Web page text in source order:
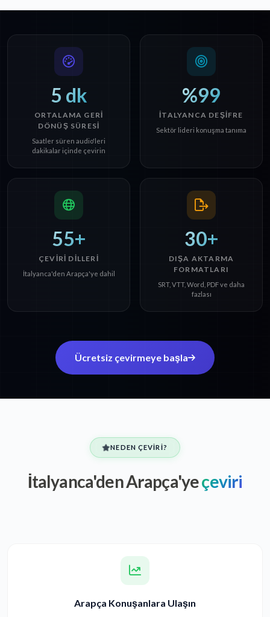
5 dk
ORTALAMA GERI
DÖNÜŞ SÜRESI
Saatler süren audio'leri
dakikalar içinde çevirin
%99
İTALYANCA DEŞIFRE
Sektör lideri konuşma tanıma
55+
ÇEVIRI DILLERI
İtalyanca'den Arapça'ye dahil
30+
DIŞA AKTARMA
FORMATLARI
SRT, VTT, Word, PDF ve daha
fazlası
Ücretsiz çevirmeye başla
NEDEN ÇEVIRI?
İtalyanca'den Arapça'yeçeviri
Arapça Konuşanlara Ulaşın